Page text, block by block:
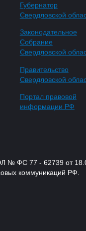
Губернатор
Свердловской
Законодательное
Собрание
Свердловской
Правительство
Свердловской
Портал правовой
информации РФ
№ ФС 77 - 62739 от
коммуникаций РФ.